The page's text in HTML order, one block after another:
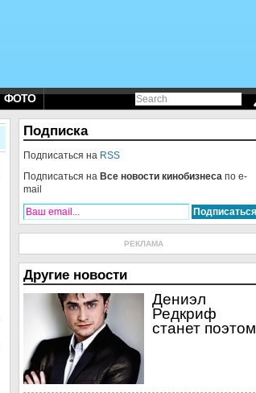
ФОТО
Подписка
Подписаться на RSS
Подписаться на Все новости кинобизнеса по e-
mail
РЕКЛАМА
Другие новости
Дениэл
Редкриф
станет поэтом